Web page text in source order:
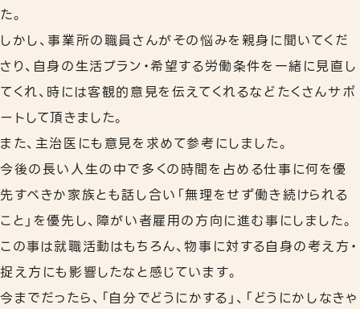
た。
しかし、事業所の職員さんがその悩みを親身に聞いてくだ
さり、自身の生活プラン・希望する労働条件を一緒に見直し
てくれ、時には客観的意見を伝えてくれるなどたくさんサポ
ートして頂きました。
また、主治医にも意見を求めて参考にしました。
今後の長い人生の中で多くの時間を占める仕事に何を優
先すべきか家族とも話し合い「無理をせず働き続けられる
こと」を優先し、障がい者雇用の方向に進む事にしました。
この事は就職活動はもちろん、物事に対する自身の考え方・
捉え方にも影響したなと感じています。
今までだったら、「自分でどうにかする」、「どうにかしなきゃ